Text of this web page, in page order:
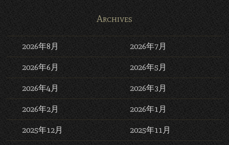
Archives
2026年8月 2026年7月
2026年6月 2026年5月
2026年4月 2026年3月
2026年2月 2026年1月
2025年12月 2025年11月